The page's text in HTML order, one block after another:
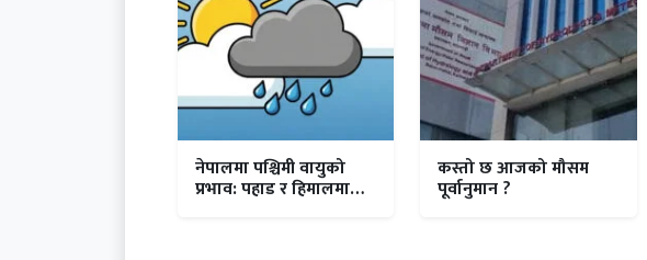
नेपालमा पश्चिमी वायुको
प्रभाव: पहाड र हिमालमा
कस्तो छ आजको मौसम
पूर्वानुमान ?